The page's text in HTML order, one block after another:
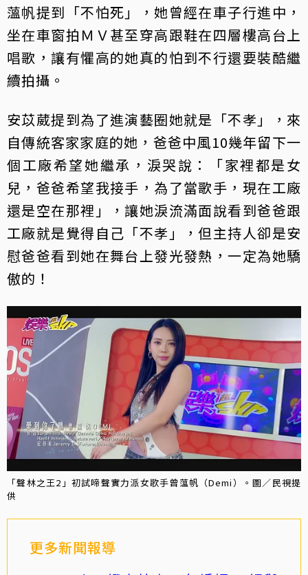
薀帆提到「不怕死」，她曾經在車子行進中，
坐在車窗拍ＭＶ甚至穿高跟鞋在四層樓高台上
唱歌，讓有懼高的她真的怕到不行還要裝酷繼
續拍攝。
安苡葳提到為了進演藝圈她就是「不孝」，來
自傳統客家家庭的她，爸爸中風10幾年留下一
個工廠希望她繼承，淚哭說：「家裡都是女
兒，爸爸希望我接手，為了當歌手，現在工廠
還是空在那裡」，讓她淚流滿面說看到爸爸跟
工廠就是覺得自己「不孝」，但主持人卻是安
慰爸爸看到她在舞台上發光發熱，一定為她驕
傲的！
「聲林之王2」初試啼聲實力派女歌手曾薀帆（Demi）。圖／民視提
供
更多新聞報導